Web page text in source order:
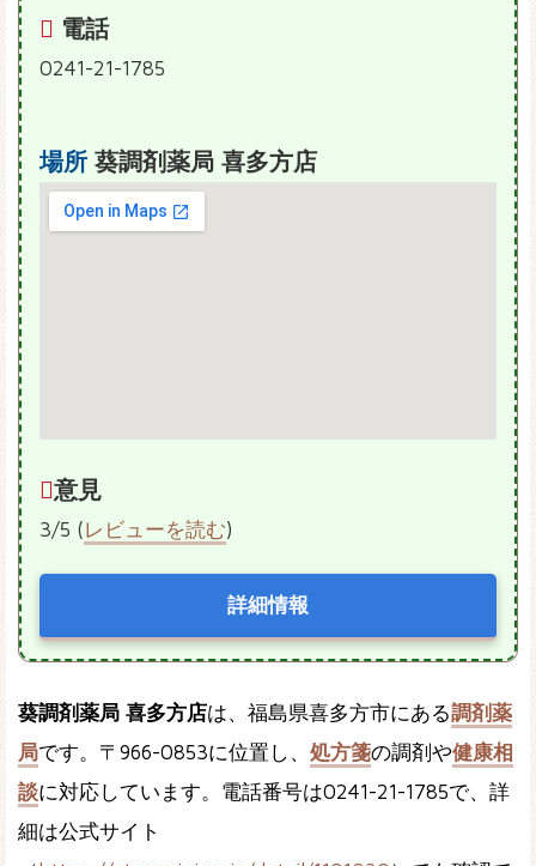
電話
0241-21-1785
場所 葵調剤薬局 喜多方店
意見
3/5 (レビューを読む)
詳細情報
葵調剤薬局 喜多方店は、福島県喜多方市にある調剤薬
局です。〒966-0853に位置し、 処方箋の調剤や健康相
談に対応しています。電話番号は0241-21-1785で、詳
細は公式サイト